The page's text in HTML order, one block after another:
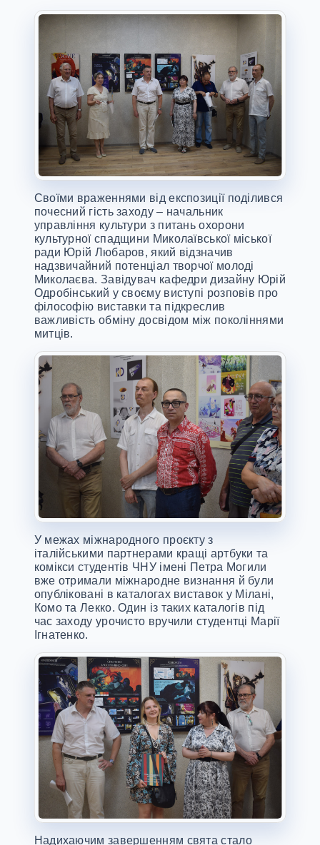
Своїми враженнями від експозиції поділився
почесний гість заходу – начальник
управління культури з питань охорони
культурної спадщини Миколаївської міської
ради Юрій Любаров, який відзначив
надзвичайний потенціал творчої молоді
Миколаєва. Завідувач кафедри дизайну Юрій
Одробінський у своєму виступі розповів про
філософію виставки та підкреслив
важливість обміну досвідом між поколіннями
митців.
У межах міжнародного проєкту з
італійськими партнерами кращі артбуки та
комікси студентів ЧНУ імені Петра Могили
вже отримали міжнародне визнання й були
опубліковані в каталогах виставок у Мілані,
Комо та Лекко. Один із таких каталогів під
час заходу урочисто вручили студентці Марії
Ігнатенко.
Надихаючим завершенням свята стало